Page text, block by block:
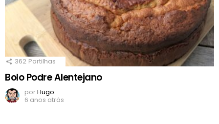
362 Partilhas
Bolo Podre Alentejano
porHugo
6 anos atrás